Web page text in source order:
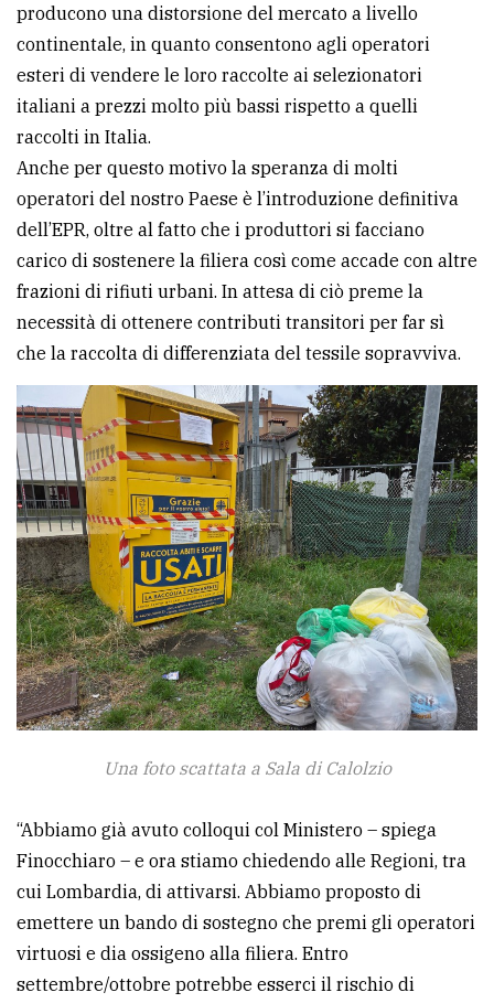
producono una distorsione del mercato a livello
continentale, in quanto consentono agli operatori
esteri di vendere le loro raccolte ai selezionatori
italiani a prezzi molto più bassi rispetto a quelli
raccolti in Italia.
Anche per questo motivo la speranza di molti
operatori del nostro Paese è l’introduzione definitiva
dell’EPR, oltre al fatto che i produttori si facciano
carico di sostenere la filiera così come accade con altre
frazioni di rifiuti urbani. In attesa di ciò preme la
necessità di ottenere contributi transitori per far sì
che la raccolta di differenziata del tessile sopravviva.
Una foto scattata a Sala di Calolzio
“Abbiamo già avuto colloqui col Ministero – spiega
Finocchiaro – e ora stiamo chiedendo alle Regioni, tra
cui Lombardia, di attivarsi. Abbiamo proposto di
emettere un bando di sostegno che premi gli operatori
virtuosi e dia ossigeno alla filiera. Entro
settembre/ottobre potrebbe esserci il rischio di